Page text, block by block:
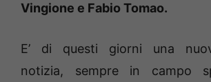
Vingione e Fabio Tomao.
E’ di questi giorni una
notizia, sempre in campo